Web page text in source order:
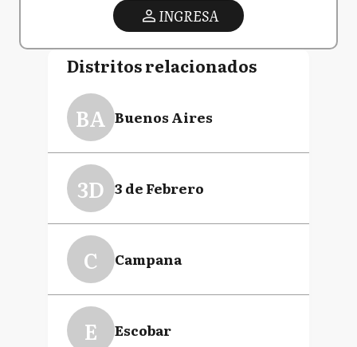
INGRESA
Distritos relacionados
BA Buenos Aires
3D 3 de Febrero
C Campana
E Escobar